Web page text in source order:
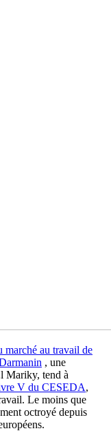
marché au travail de
, une
Mariky, tend à
V du CESEDA,
Le moins que
octroyé depuis